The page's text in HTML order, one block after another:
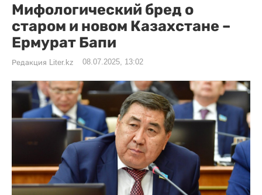
Мифологический бред о
старом и новом Казахстане –
Ермурат Бапи
Редакция Liter.kz 08.07.2025, 13:02